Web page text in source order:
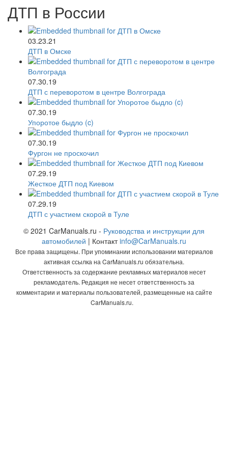
ДТП в России
03.23.21
ДТП в Омске
07.30.19
ДТП с переворотом в центре Волгограда
07.30.19
Упоротое быдло (c)
07.30.19
Фургон не проскочил
07.29.19
Жесткое ДТП под Киевом
07.29.19
ДТП с участием скорой в Туле
© 2021 CarManuals.ru - Руководства и инструкции для
автомобилей | Контактinfo@CarManuals.ru
Все права защищены. При упоминании использовании материалов
активная ссылка на CarManuals.ru обязательна.
Ответственность за содержание рекламных материалов несет
рекламодатель. Редакция не несет ответственность за
комментарии и материалы пользователей, размещенные на сайте
CarManuals.ru.